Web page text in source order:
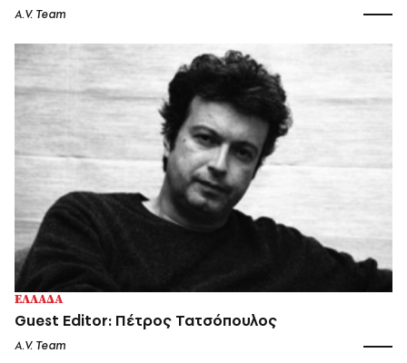
A.V. Team
ΕΛΛΑΔΑ
Guest Editor: Πέτρος Τατσόπουλος
A.V. Team